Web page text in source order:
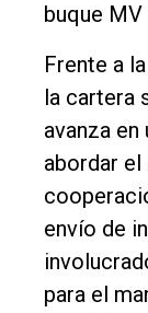
Int.
Política
Cultura
Rural
Deportes
Fúnebres
buque
Frente a
la cartera
avanza
abordar
envío de
para el